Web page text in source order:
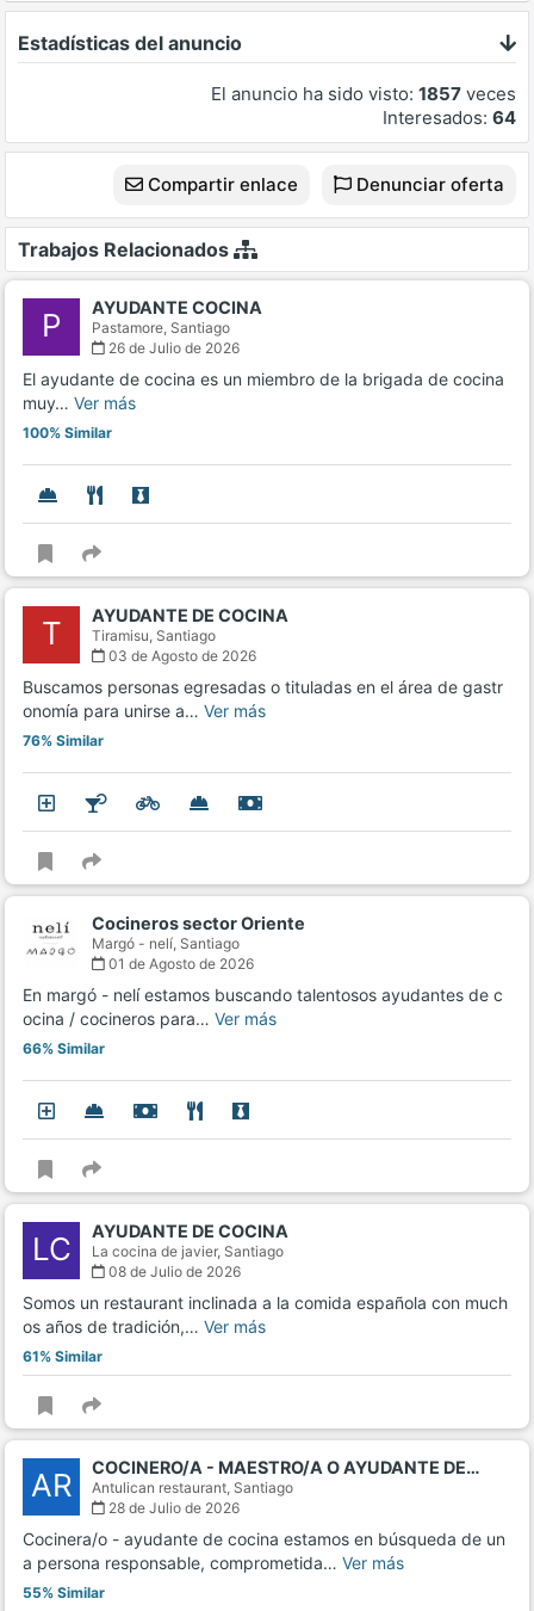
Estadísticas del anuncio
El anuncio ha sido visto: 1857 veces
Interesados: 64
Compartir enlace Denunciar oferta
Trabajos Relacionados
P AYUDANTE COCINA
Pastamore, Santiago
26 de Julio de 2026
El ayudante de cocina es un miembro de la brigada de cocina
muy… Ver más
100% Similar
T AYUDANTE DE COCINA
Tiramisu, Santiago
03 de Agosto de 2026
Buscamos personas egresadas o tituladas en el área de gastr
onomía para unirse a… Ver más
76% Similar
Cocineros sector Oriente
Margó - nelí, Santiago
01 de Agosto de 2026
En margó - nelí estamos buscando talentosos ayudantes de c
ocina / cocineros para… Ver más
66% Similar
LC AYUDANTE DE COCINA
La cocina de javier, Santiago
08 de Julio de 2026
Somos un restaurant inclinada a la comida española con much
os años de tradición,… Ver más
61% Similar
AR COCINERO/A - MAESTRO/A O AYUDANTE DE…
Antulican restaurant, Santiago
28 de Julio de 2026
Cocinera/o - ayudante de cocina estamos en búsqueda de un
a persona responsable, comprometida… Ver más
55% Similar